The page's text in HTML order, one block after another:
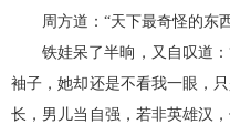
周方道：“天下最奇怪的东
铁娃呆了半晌，又自叹道：
袖子，她却还是不看我一眼，
长，男儿当自强，若非英雄汉